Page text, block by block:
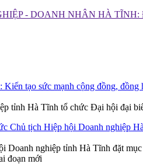
- DOANH NHÂN HÀ
tạo sức mạnh cộng đồng, đồng
tỉnh Hà Tĩnh tổ chức Đại hội đại
Chủ tịch Hiệp hội Doanh nghiệp
Doanh nghiệp tỉnh Hà Tĩnh đặt
đoạn mới